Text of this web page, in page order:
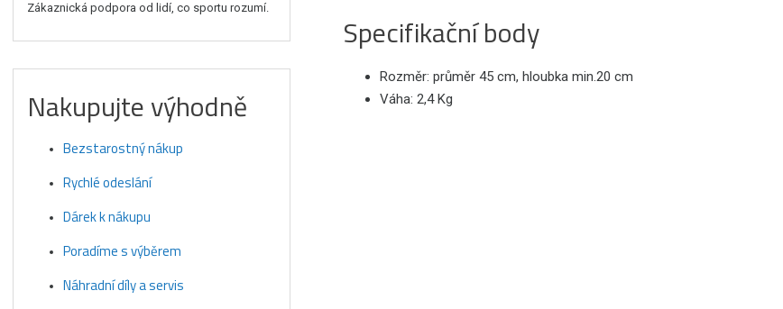
Specifikační body
Rozměr: průměr 45 cm, hloubka min.20 cm
Váha: 2,4 Kg
Zákaznická podpora od lidí, co sportu rozumí.
Nakupujte výhodně
Bezstarostný nákup
Rychlé odeslání
Dárek k nákupu
Poradíme s výběrem
Náhradní díly a servis